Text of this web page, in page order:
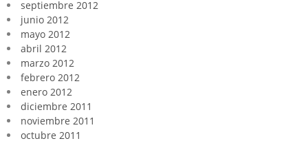
septiembre 2012
junio 2012
mayo 2012
abril 2012
marzo 2012
febrero 2012
enero 2012
diciembre 2011
noviembre 2011
octubre 2011